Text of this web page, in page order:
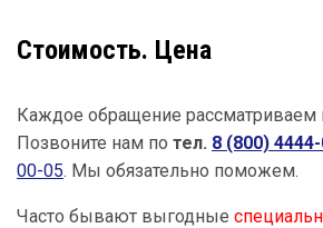
Стоимость. Цена
Каждое обращение рассматриваем
Позвоните нам по тел. 8 (800)
00-05. Мы обязательно поможем.
Часто бывают выгодные